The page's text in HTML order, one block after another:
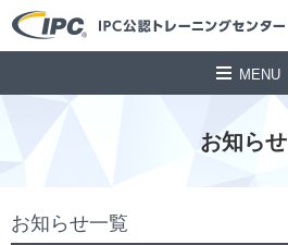
MENU
お知らせ
お知らせ一覧